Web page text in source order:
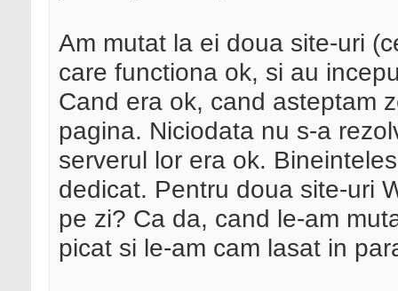
Am mutat la ei doua site-uri
care functiona ok, si au
Cand era ok, cand asteptam
pagina. Niciodata nu s-a
serverul lor era ok.
dedicat. Pentru doua site-uri
pe zi? Ca da, cand le-am
picat si le-am cam lasat in